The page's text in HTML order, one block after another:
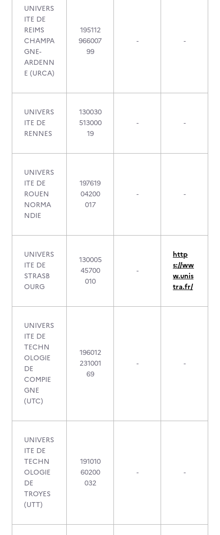
UNIVERS
ITE DE
REIMS
CHAMPA
GNE-
ARDENN
E (URCA)
195112
966007
99
- -
UNIVERS
ITE DE
RENNES
130030
513000
19
- -
UNIVERS
ITE DE
ROUEN
NORMA
NDIE
197619
04200
017
- -
UNIVERS
ITE DE
STRASB
OURG
130005
45700
010
-
http
s://ww
w.unis
tra.fr/
UNIVERS
ITE DE
TECHN
OLOGIE
DE
COMPIE
GNE
(UTC)
196012
231001
69
- -
UNIVERS
ITE DE
TECHN
OLOGIE
DE
TROYES
(UTT)
191010
60200
032
- -